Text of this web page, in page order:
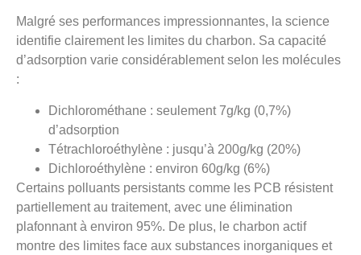
Malgré ses performances impressionnantes, la science
identifie clairement les limites du charbon. Sa capacité
d’adsorption varie considérablement selon les molécules
:
Dichlorométhane : seulement 7g/kg (0,7%)
d’adsorption
Tétrachloroéthylène : jusqu’à 200g/kg (20%)
Dichloroéthylène : environ 60g/kg (6%)
Certains polluants persistants comme les PCB résistent
partiellement au traitement, avec une élimination
plafonnant à environ 95%. De plus, le charbon actif
montre des limites face aux substances inorganiques et